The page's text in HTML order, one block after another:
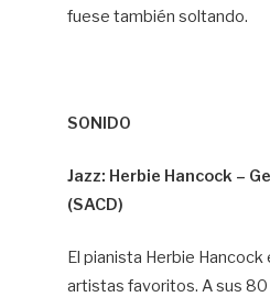
fuese también soltando.
SONIDO
Jazz: Herbie Hancock –
(SACD)
El pianista Herbie Hancock
artistas favoritos. A sus 80